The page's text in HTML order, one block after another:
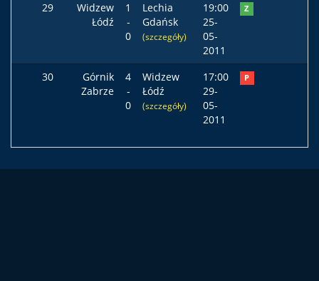
29
Widzew
Łódź
1
-
0
Lechia
Gdańsk
(szczegóły)
19:00
25-
05-
2011
Z
30
Górnik
Zabrze
4
-
0
Widzew
Łódź
(szczegóły)
17:00
29-
05-
2011
P